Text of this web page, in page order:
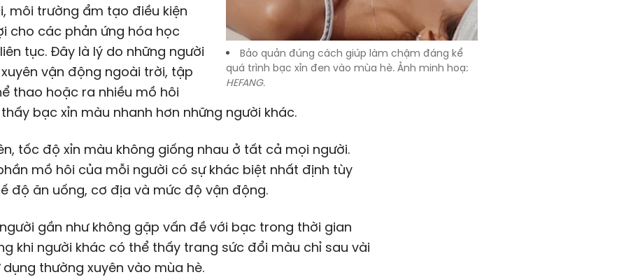
Bảo quản đúng cách giúp làm chậm đáng kể
quá trình bạc xỉn đen vào mùa hè. Ảnh minh hoạ:
HEFANG.
môi trường ẩm tạo điều kiện
cho các phản ứng hóa học
tục. Đây là lý do những người
vận động ngoài trời, tập
thao hoặc ra nhiều mồ hôi
bạc xỉn màu nhanh hơn những người khác.
tốc độ xỉn màu không giống nhau ở tất cả mọi người.
mồ hôi của mỗi người có sự khác biệt nhất định tùy
độ ăn uống, cơ địa và mức độ vận động.
gần như không gặp vấn đề với bạc trong thời gian
khi người khác có thể thấy trang sức đổi màu chỉ sau vài
thường xuyên vào mùa hè.